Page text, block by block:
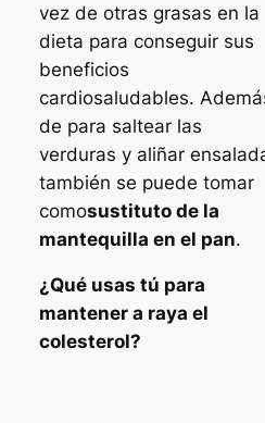
vez de otras grasas en la
dieta para conseguir sus
beneficios
cardiosaludables.
de para saltear las
verduras y aliñar
también se puede tomar
comosustituto de la
mantequilla en el pan.
¿Qué usas tú para
mantener a raya el
colesterol?